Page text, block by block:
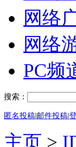
网络
网络
PC频
搜索：
匿名投稿|邮件投稿|
主页 >